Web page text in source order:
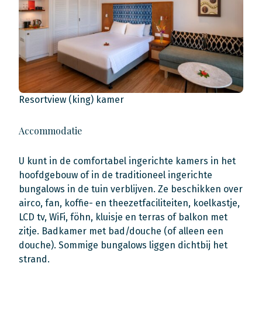
Resortview (king) kamer
Accommodatie
U kunt in de comfortabel ingerichte kamers in het
hoofdgebouw of in de traditioneel ingerichte
bungalows in de tuin verblijven. Ze beschikken over
airco, fan, koffie- en theezetfaciliteiten, koelkastje,
LCD tv, WiFi, föhn, kluisje en terras of balkon met
zitje. Badkamer met bad/douche (of alleen een
douche). Sommige bungalows liggen dichtbij het
strand.